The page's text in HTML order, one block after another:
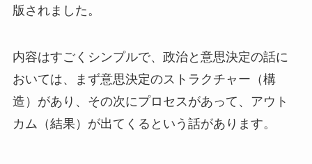
版されました。
内容はすごくシンプルで、政治と意思決定の話に
おいては、まず意思決定のストラクチャー（構
造）があり、その次にプロセスがあって、アウト
カム（結果）が出てくるという話があります。